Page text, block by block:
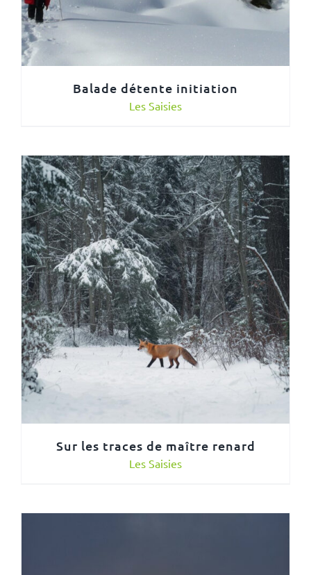
Balade détente initiation
Les Saisies
Sur les traces de maître renard
Les Saisies